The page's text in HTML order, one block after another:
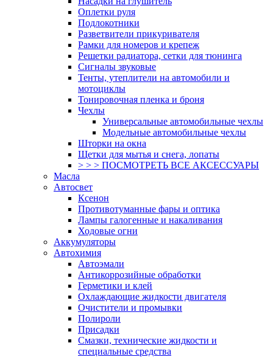
Оплетки руля
Подлокотники
Разветвители прикуривателя
Рамки для номеров и крепеж
Решетки радиатора, сетки для тюнинга
Сигналы звуковые
Тенты, утеплители на автомобили и
мотоциклы
Тонировочная пленка и броня
Чехлы
Универсальные автомобильные чехлы
Модельные автомобильные чехлы
Шторки на окна
Щетки для мытья и снега, лопаты
> > > ПОСМОТРЕТЬ ВСЕ АКСЕССУАРЫ
Масла
Автосвет
Ксенон
Противотуманные фары и оптика
Лампы галогенные и накаливания
Ходовые огни
Аккумуляторы
Автохимия
Автоэмали
Антикоррозийные обработки
Герметики и клей
Охлаждающие жидкости двигателя
Очистители и промывки
Полироли
Присадки
Смазки, технические жидкости и
специальные средства